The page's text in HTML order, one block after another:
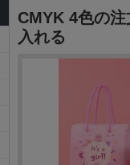
CMYK 4色の
入れる